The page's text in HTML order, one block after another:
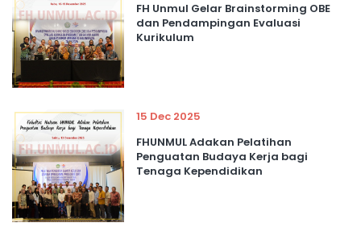
FH Unmul Gelar Brainstorming OBE
dan Pendampingan Evaluasi
Kurikulum
15 Dec 2025
FHUNMUL Adakan Pelatihan
Penguatan Budaya Kerja bagi
Tenaga Kependidikan